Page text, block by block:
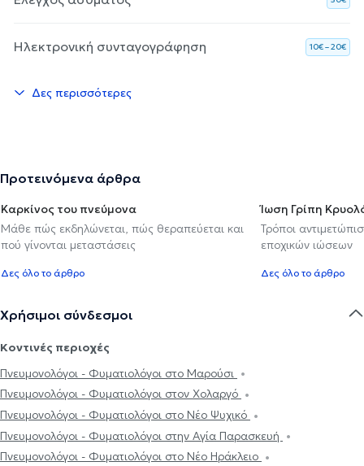
Ηλεκτρονική συνταγογράφηση 10€ – 20€
Δες περισσότερες
Προτεινόμενα άρθρα
Καρκίνος του πνεύμονα
Μάθε πώς εκδηλώνεται, πώς θεραπεύεται και
πού γίνονται μεταστάσεις
Δες όλο το άρθρο
Ίωση Γρίπη
Τρόποι
εποχικών ιώσεων
Δες όλο το άρθρο
Χρήσιμοι σύνδεσμοι
Κοντινές περιοχές
Πνευμονολόγοι - Φυματιολόγοι στο Μαρούσι
Πνευμονολόγοι - Φυματιολόγοι στον Χολαργό
Πνευμονολόγοι - Φυματιολόγοι στο Νέο Ψυχικό
Πνευμονολόγοι - Φυματιολόγοι στην Αγία Παρασκευή
Πνευμονολόγοι - Φυματιολόγοι στο Νέο Ηράκλειο